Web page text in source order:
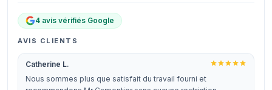
4 avis vérifiés Google
AVIS CLIENTS
Catherine L.
Nous sommes plus que satisfait du travail fourni et